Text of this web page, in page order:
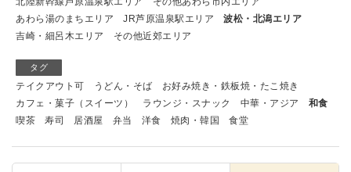
あわら湯のまちエリア
JR芦原温泉駅エリア
波松・北潟エリア
吉崎・細呂木エリア
その他近郊エリア
タグ
テイクアウト可 うどん・そば
お好み焼き・鉄板焼・たこ焼き
カフェ・菓子（スイーツ）
ラウンジ・スナック 中華・アジア
和食
喫茶
寿司 居酒屋 弁当 洋食 焼肉・韓国 食堂